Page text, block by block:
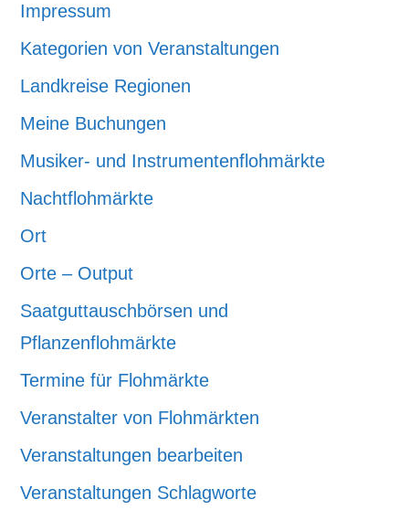
Impressum
Kategorien von Veranstaltungen
Landkreise Regionen
Meine Buchungen
Musiker- und Instrumentenflohmärkte
Nachtflohmärkte
Ort
Orte – Output
Saatguttauschbörsen und
Pflanzenflohmärkte
Termine für Flohmärkte
Veranstalter von Flohmärkten
Veranstaltungen bearbeiten
Veranstaltungen Schlagworte